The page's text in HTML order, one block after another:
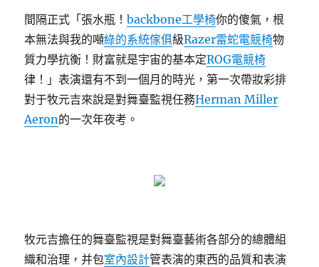
間隔正式「張水瓶！backbone工學椅你的傻氣，根
本無法與我的噸綠的系統傢俱級Razer雷蛇電競椅物
質力學抗衡！財富就是宇宙的基本定ROG電競椅
律！」表演還有不到一個月的時光，第一次帶妝彩排
對于牧元吉來說是對舞臺監視任務Herman Miller
Aeron的一次年夜考。
牧元吉擔任的舞臺監視是對舞臺藝術各部分的總體組
織和治理，并包室內設計管表演的東西的品質和表演